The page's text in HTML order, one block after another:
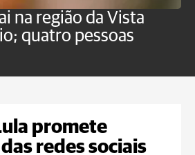
na região da Vista
quatro pessoas
promete
redes sociais